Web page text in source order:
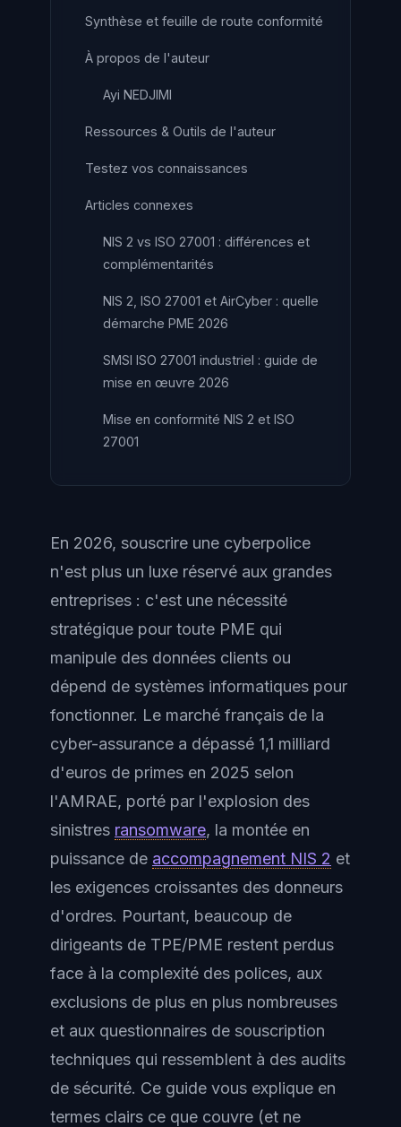
Synthèse et feuille de route conformité
À propos de l'auteur
Ayi NEDJIMI
Ressources & Outils de l'auteur
Testez vos connaissances
Articles connexes
NIS 2 vs ISO 27001 : différences et
complémentarités
NIS 2, ISO 27001 et AirCyber : quelle
démarche PME 2026
SMSI ISO 27001 industriel : guide de
mise en œuvre 2026
Mise en conformité NIS 2 et ISO
27001
En 2026, souscrire une cyberpolice
n'est plus un luxe réservé aux grandes
entreprises : c'est une nécessité
stratégique pour toute PME qui
manipule des données clients ou
dépend de systèmes informatiques pour
fonctionner. Le marché français de la
cyber-assurance a dépassé 1,1 milliard
d'euros de primes en 2025 selon
l'AMRAE, porté par l'explosion des
sinistres ransomware, la montée en
puissance de accompagnement NIS 2 et
les exigences croissantes des donneurs
d'ordres. Pourtant, beaucoup de
dirigeants de TPE/PME restent perdus
face à la complexité des polices, aux
exclusions de plus en plus nombreuses
et aux questionnaires de souscription
techniques qui ressemblent à des audits
de sécurité. Ce guide vous explique en
termes clairs ce que couvre (et ne